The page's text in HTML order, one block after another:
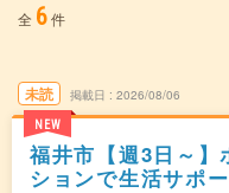
全 6件
未読
NEW
掲載日 2026/08/06
福井市【週3日～】
ションで生活サポ